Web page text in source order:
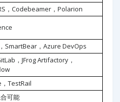
，Codebeamer，Polarion
SmartBear，Azure DevOps
，JFrog Artifactory，
TestRail
可能